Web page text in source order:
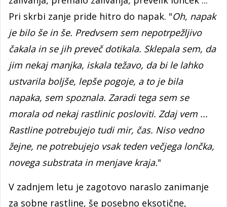
Pri skrbi zanje pride hitro do napak. "Oh, napak
je bilo še in še. Predvsem sem nepotrpežljivo
čakala in se jih preveč dotikala. Sklepala sem, da
jim nekaj manjka, iskala težavo, da bi le lahko
ustvarila boljše, lepše pogoje, a to je bila
napaka, sem spoznala. Zaradi tega sem se
morala od nekaj rastlinic posloviti. Zdaj vem ...
Rastline potrebujejo tudi mir, čas. Niso vedno
žejne, ne potrebujejo vsak teden večjega lončka,
novega substrata in menjave kraja."
V zadnjem letu je zagotovo naraslo zanimanje
za sobne rastline, še posebno eksotične,